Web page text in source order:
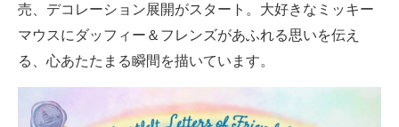
売、デコレーション展開がスタート。大好きなミッキー
マウスにダッフィー＆フレンズがあふれる思いを伝え
る、心あたたまる瞬間を描いています。